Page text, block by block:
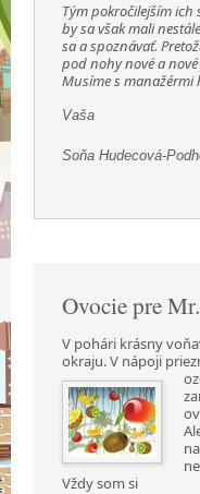
Tým pokročilejším
by sa však mali
sa a spoznávať.
pod nohy nové a
Musíme s manažérmi
Vaša
Soňa Hudecová-
Ovocie pre
V pohári krásny
okraju. V nápoji
Vždy som si